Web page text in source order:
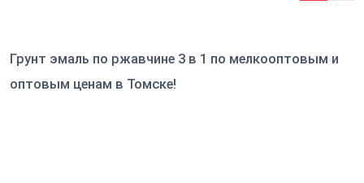
Грунт эмаль по ржавчине 3 в 1 по мелкооптовым и
оптовым ценам в Томске!